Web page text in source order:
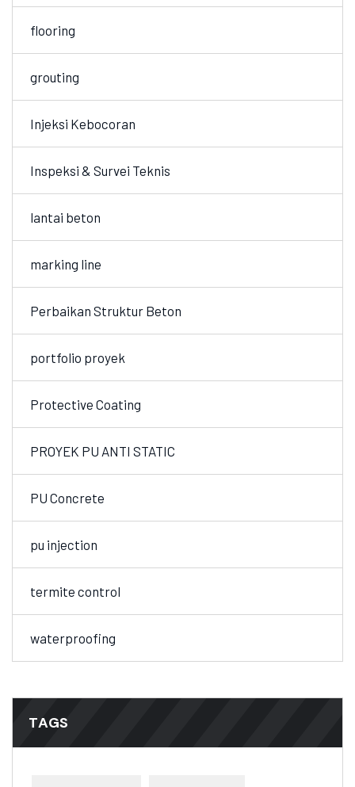
flooring
grouting
Injeksi Kebocoran
Inspeksi & Survei Teknis
lantai beton
marking line
Perbaikan Struktur Beton
portfolio proyek
Protective Coating
PROYEK PU ANTI STATIC
PU Concrete
pu injection
termite control
waterproofing
TAGS